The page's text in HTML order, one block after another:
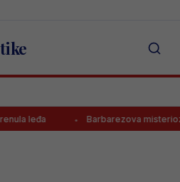
Barbarezova misteriozna